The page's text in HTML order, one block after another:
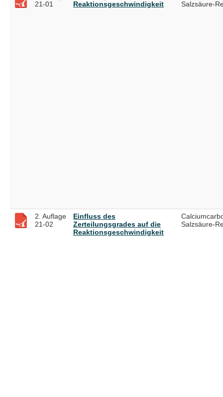
21-01
Reaktionsgeschwindigkeit
Salzsäure-
2. Auflage
21-02
Einfluss des
Zerteilungsgrades auf die
Reaktionsgeschwindigkeit
Salzsäure-